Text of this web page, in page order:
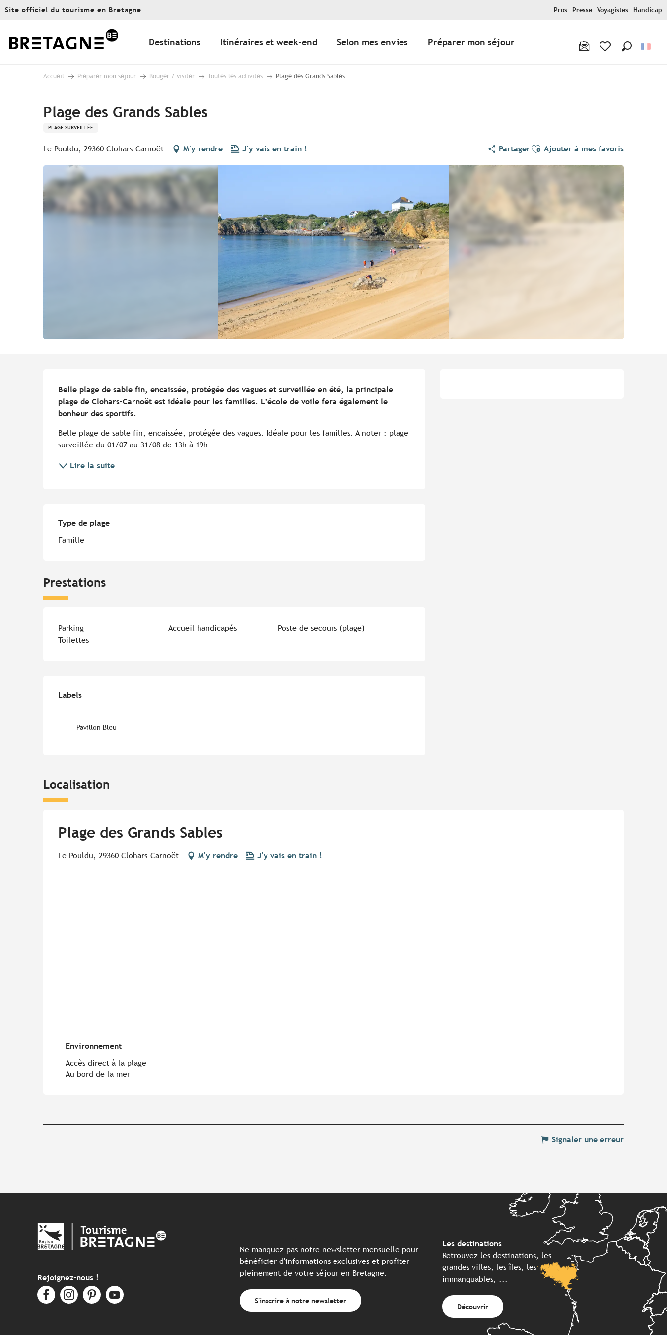
Aller
principal
Site officiel du tourisme en Bretagne Pros Presse Voyagistes Handicap
Destinations Itinéraires et week-end Selon mes envies Préparer mon séjour
Accueil Préparer mon séjour Bouger / visiter Toutes les activités Plage des Grands Sables
Plage des Grands Sables
PLAGE SURVEILLÉE
Le Pouldu, 29360 Clohars-Carnoët M'y rendre J'y vais en train ! PartagerAjouter aux favoris
Ajouter à mes favoris
Belle plage de sable fin, encaissée, protégée des vagues et surveillée en été, la principale
plage de Clohars-Carnoët est idéale pour les familles. L’école de voile fera également le
bonheur des sportifs.
Belle plage de sable fin, encaissée, protégée des vagues. Idéale pour les familles. A noter : plage
surveillée du 01/07 au 31/08 de 13h à 19h
Lire la suite
Type de plage
Type de plage
Famille
Prestations
Parking Accueil handicapés
Poste de secours (plage)
Toilettes
Labels
Labels
Pavillon Bleu
Localisation
Plage des Grands Sables
Le Pouldu, 29360 Clohars-Carnoët M'y rendre J'y vais en train !
Environnement
Environnement
Accès direct à la plage
Au bord de la mer
Signaler une erreur
Rejoignez-nous !
Ne manquez pas notre newsletter mensuelle pour
bénéficier d'informations exclusives et profiter
pleinement de votre séjour en Bretagne.
S'inscrire à notre newsletter
Les destinations
Retrouvez les destinations, les
grandes villes, les îles, les
immanquables, ...
Découvrir